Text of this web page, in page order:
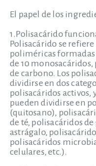
El papel de los
1.Polisacárido
Polisacárido se refiere
poliméricas
de 10
de carbono. Los
dividirse en dos
polisacáridos activos,
pueden dividirse en
(quitosano),
de té, polisacáridos
astrágalo,
polisacáridos
celulares, etc.).